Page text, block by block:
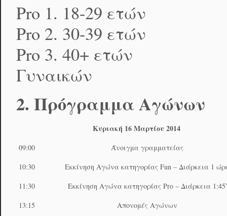
Pro 1. 18-29 ετών
Pro 2. 30-39 ετών
Pro 3. 40+ ετών
Γυναικών
2. Πρόγραμμα Αγώνων
Κυριακή 16 Μαρτίου 2014
09:00
Άνοιγμα γραμματείας
10:30
Εκκίνηση Αγώνα κατηγορίας Fun – Διάρκεια 1
11:30
Εκκίνηση Αγώνα κατηγορίας Pro – Διάρκεια 1:45′
13:15
Απονομές Αγώνων